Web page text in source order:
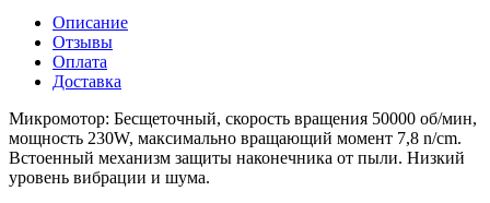
Описание
Отзывы
Оплата
Доставка
Микромотор: Бесщеточный, скорость вращения 50000 об/мин,
мощность 230W, максимально вращающий момент 7,8 n/cm.
Встоенный механизм защиты наконечника от пыли. Низкий
уровень вибрации и шума.